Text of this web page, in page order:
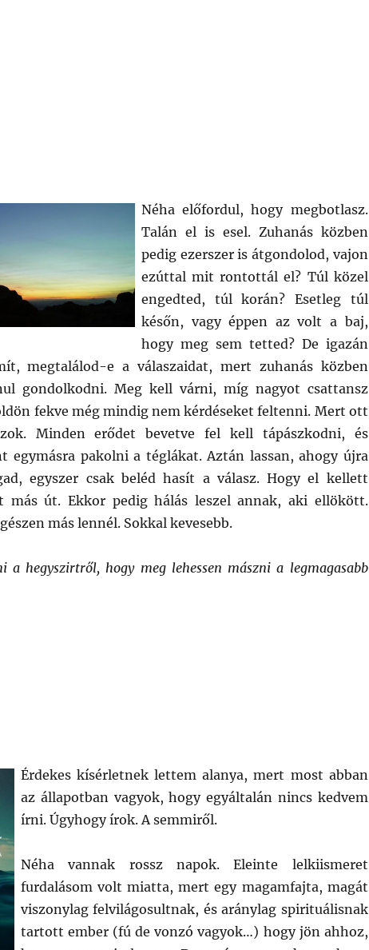
Néha előfordul, hogy megbotlasz.
Talán el is esel. Zuhanás közben
pedig ezerszer is átgondolod, vajon
ezúttal mit rontottál el? Túl közel
engedted, túl korán? Esetleg túl
későn, vagy éppen az volt a baj,
hogy meg sem tetted? De igazán
megtalálod-e a válaszaidat, mert zuhanás közben
gondolkodni. Meg kell várni, míg nagyot csattansz
fekve még mindig nem kérdéseket feltenni. Mert ott
Minden erődet bevetve fel kell tápászkodni, és
egymásra pakolni a téglákat. Aztán lassan, ahogy újra
egyszer csak beléd hasít a válasz. Hogy el kellett
más út. Ekkor pedig hálás leszel annak, aki ellökött.
más lennél. Sokkal kevesebb.
a hegyszirtről, hogy meg lehessen mászni a legmagasabb
Érdekes kísérletnek lettem alanya, mert most abban
az állapotban vagyok, hogy egyáltalán nincs kedvem
írni. Úgyhogy írok. A semmiről.
Néha vannak rossz napok. Eleinte lelkiismeret
furdalásom volt miatta, mert egy magamfajta, magát
viszonylag felvilágosultnak, és aránylag spirituálisnak
tartott ember (fú de vonzó vagyok…) hogy jön ahhoz,